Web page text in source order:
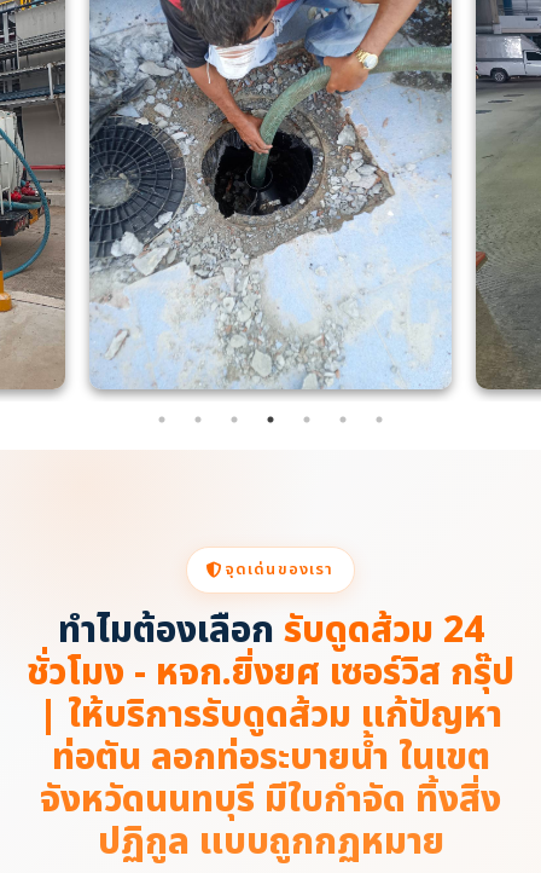
จุดเด่นของเรา
ทำไมต้องเลือกรับดูดส้วม 24
ชั่วโมง - หจก.ยิ่งยศ เซอร์วิส กรุ๊ป
| ให้บริการรับดูดส้วม แก้ปัญหา
ท่อตัน ลอกท่อระบายน้ำ ในเขต
จังหวัดนนทบุรี มีใบกำจัด ทิ้งสิ่ง
ปฏิกูล แบบถูกกฏหมาย